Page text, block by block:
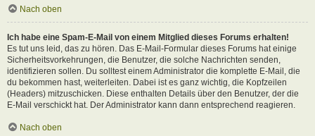
Nach oben
Ich habe eine Spam-E-Mail von einem Mitglied dieses Forums erhalten!
Es tut uns leid, das zu hören. Das E-Mail-Formular dieses Forums hat einige
Sicherheitsvorkehrungen, die Benutzer, die solche Nachrichten senden,
identifizieren sollen. Du solltest einem Administrator die komplette E-Mail, die
du bekommen hast, weiterleiten. Dabei ist es ganz wichtig, die Kopfzeilen
(Headers) mitzuschicken. Diese enthalten Details über den Benutzer, der die
E-Mail verschickt hat. Der Administrator kann dann entsprechend reagieren.
Nach oben